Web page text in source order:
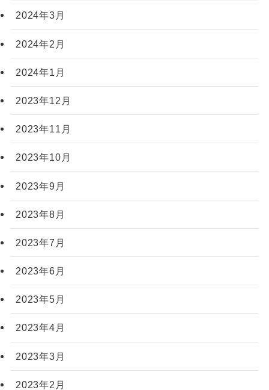
2024年3月
2024年2月
2024年1月
2023年12月
2023年11月
2023年10月
2023年9月
2023年8月
2023年7月
2023年6月
2023年5月
2023年4月
2023年3月
2023年2月